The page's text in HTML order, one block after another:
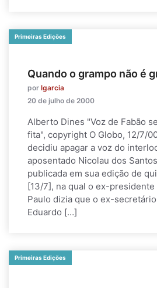
Primeiras Edições
Quando o grampo não é
por lgarcia
20 de julho de 2000
Alberto Dines "Voz de Fabão
fita", copyright O Globo, 12/7/00
decidiu apagar a voz do
aposentado Nicolau dos
publicada em sua edição de
[13/7], na qual o ex-presidente
Paulo dizia que o ex-
Eduardo […]
Primeiras Edições